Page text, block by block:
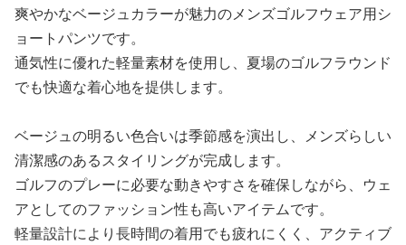
爽やかなベージュカラーが魅力のメンズゴルフウェア用シ
ョートパンツです。
通気性に優れた軽量素材を使用し、夏場のゴルフラウンド
でも快適な着心地を提供します。
ベージュの明るい色合いは季節感を演出し、メンズらしい
清潔感のあるスタイリングが完成します。
ゴルフのプレーに必要な動きやすさを確保しながら、ウェ
アとしてのファッション性も高いアイテムです。
軽量設計により長時間の着用でも疲れにくく、アクティブ